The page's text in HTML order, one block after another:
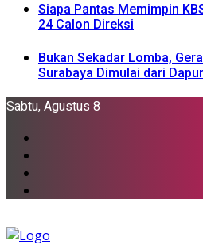
Siapa Pantas Memimpin
24 Calon Direksi
Bukan Sekadar Lomba,
Surabaya Dimulai dari
Sabtu, Agustus 8